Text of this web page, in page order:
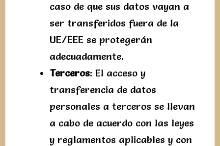
caso de que sus datos vayan a
ser transferidos fuera de la
UE/EEE se protegerán
adecuadamente.
Terceros: El acceso y
transferencia de datos
personales a terceros se llevan
a cabo de acuerdo con las leyes
y reglamentos aplicables y con